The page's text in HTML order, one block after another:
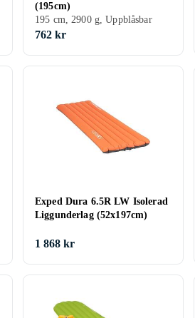
(195cm)
195 cm, 2900 g, Uppblåsbar
762 kr
Exped Dura 6.5R LW Isolerad
Liggunderlag (52x197cm)
1 868 kr